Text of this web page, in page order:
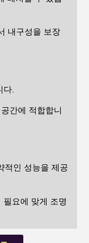
내구성을 보장
.
간에 적합합니
적인 성능을 제공
요에 맞게 조명